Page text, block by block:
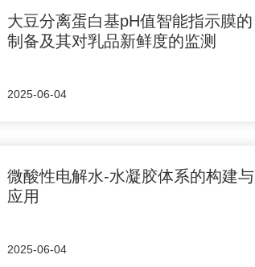
大豆分离蛋白基pH值智能指示膜的
制备及其对乳品新鲜度的监测
2025-06-04
微酸性电解水-水凝胶体系的构建与
应用
2025-06-04